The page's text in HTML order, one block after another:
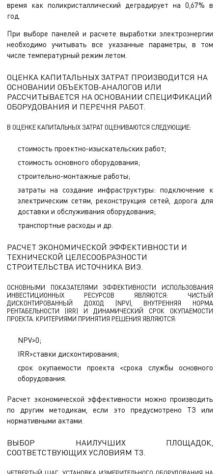
время как поликристаллический деградирует на 0,67% в
год.
При выборе панелей и расчете выработки электроэнергии
необходимо учитывать все указанные параметры, в том
числе температурный режим летом.
ОЦЕНКА КАПИТАЛЬНЫХ ЗАТРАТ ПРОИЗВОДИТСЯ НА
ОСНОВАНИИ ОБЪЕКТОВ-АНАЛОГОВ ИЛИ
РАССЧИТЫВАЕТСЯ НА ОСНОВАНИИ СПЕЦИФИКАЦИЙ
ОБОРУДОВАНИЯ И ПЕРЕЧНЯ РАБОТ.
В ОЦЕНКЕ КАПИТАЛЬНЫХ ЗАТРАТ ОЦЕНИВАЮТСЯ СЛЕДУЮЩИЕ:
стоимость проектно-изыскательских работ;
стоимость основного оборудования;
строительно-монтажные работы;
затраты на создание инфраструктуры: подключение к
электрическим сетям, реконструкция сетей, дорога для
доставки и обслуживания оборудования;
транспортные расходы и др.
РАСЧЕТ ЭКОНОМИЧЕСКОЙ ЭФФЕКТИВНОСТИ И
ТЕХНИЧЕСКОЙ ЦЕЛЕСООБРАЗНОСТИ
СТРОИТЕЛЬСТВА ИСТОЧНИКА ВИЭ.
ОСНОВНЫМИ ПОКАЗАТЕЛЯМИ ЭФФЕКТИВНОСТИ ИСПОЛЬЗОВАНИЯ
ИНВЕСТИЦИОННЫХ РЕСУРСОВ ЯВЛЯЮТСЯ: ЧИСТЫЙ
ДИСКОНТИРОВАННЫЙ ДОХОД (NPV), ВНУТРЕННЯЯ НОРМА
РЕНТАБЕЛЬНОСТИ (IRR) И ДИНАМИЧЕСКИЙ СРОК ОКУПАЕМОСТИ
ПРОЕКТА. КРИТЕРИЯМИ ПРИНЯТИЯ РЕШЕНИЯ ЯВЛЯЮТСЯ:
NPV>0;
IRR>ставки дисконтирования;
срок окупаемости проекта <срока службы основного
оборудования.
Расчет экономической эффективности можно производить
по другим методикам, если это предусмотрено ТЗ или
нормативными актами.
ВЫБОР НАИЛУЧШИХ ПЛОЩАДОК,
СООТВЕТСТВУЮЩИХ УСЛОВИЯМ ТЗ.